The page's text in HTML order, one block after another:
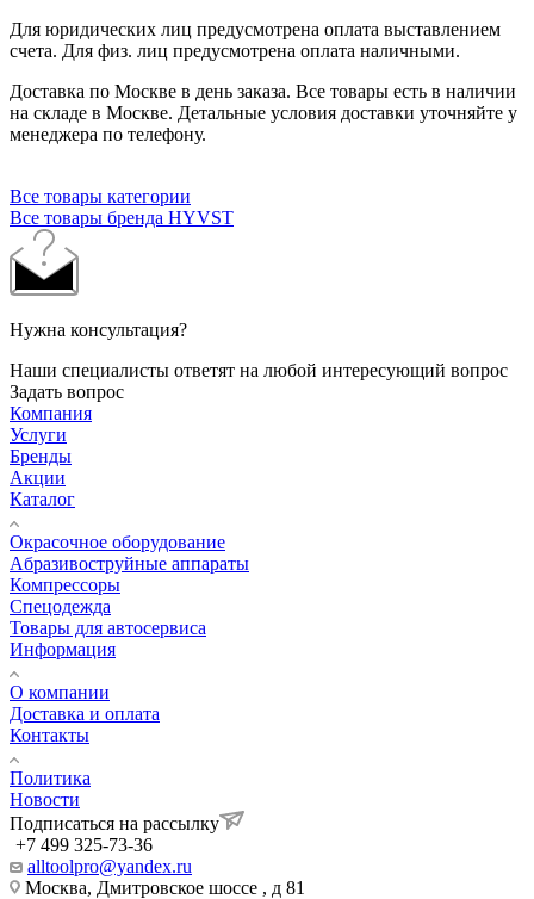
Для юридических лиц предусмотрена оплата выставлением
счета. Для физ. лиц предусмотрена оплата наличными.
Доставка по Москве в день заказа. Все товары есть в наличии
на складе в Москве. Детальные условия доставки уточняйте у
менеджера по телефону.
Все товары категории
Все товары бренда HYVST
Нужна консультация?
Наши специалисты ответят на любой интересующий вопрос
Задать вопрос
Компания
Услуги
Бренды
Акции
Каталог
Окрасочное оборудование
Aбразивоструйные аппараты
Компрессоры
Спецодежда
Товары для автосервиса
Информация
О компании
Доставка и оплата
Контакты
Политика
Новости
Подписаться на рассылку
+7 499 325-73-36
alltoolpro@yandex.ru
Москва, Дмитровское шоссе , д 81